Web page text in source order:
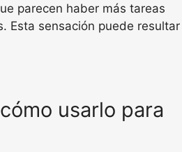
parecen haber más tareas
Esta sensación puede resultar
usarlo para